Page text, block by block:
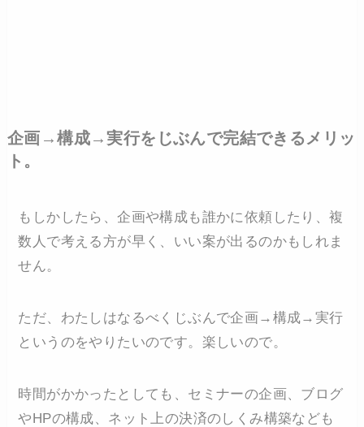
企画→構成→実行をじぶんで完結できるメリッ
ト。
もしかしたら、企画や構成も誰かに依頼したり、複
数人で考える方が早く、いい案が出るのかもしれま
せん。
ただ、わたしはなるべくじぶんで企画→構成→実行
というのをやりたいのです。楽しいので。
時間がかかったとしても、セミナーの企画、ブログ
やHPの構成、ネット上の決済のしくみ構築なども